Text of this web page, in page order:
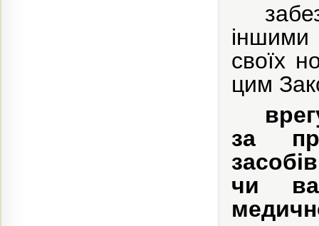
іншими
своїх
цим
за
чи